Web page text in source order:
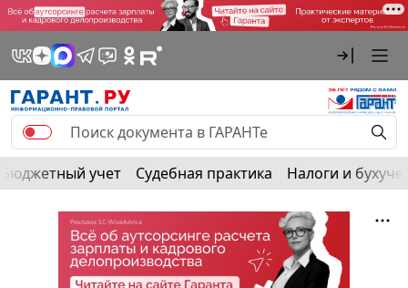
Бюджетный учет Судебная практика Налоги и